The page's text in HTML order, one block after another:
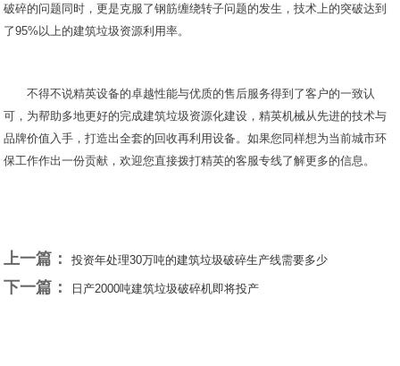
破碎的问题同时，更是克服了钢筋缠绕转子问题的发生，技术上的突破达到
了95%以上的建筑垃圾资源利用率。
不得不说精英设备的卓越性能与优质的售后服务得到了客户的一致认
可，为帮助多地更好的完成建筑垃圾资源化建设，精英机械从先进的技术与
品牌价值入手，打造出全套的回收再利用设备。如果您同样想为当前城市环
保工作作出一份贡献，欢迎您直接拨打精英的客服专线了解更多的信息。
上一篇： 投资年处理30万吨的建筑垃圾破碎生产线需要多少
下一篇： 日产2000吨建筑垃圾破碎机即将投产